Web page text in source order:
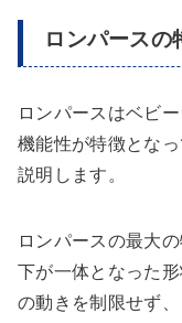
ロンパースの
ロンパースはベビ
機能性が特徴とな
説明します。
ロンパースの最大
下が一体となった
の動きを制限せず